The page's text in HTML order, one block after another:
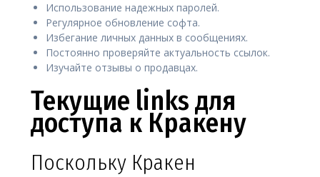
Использование надежных паролей.
Регулярное обновление софта.
Избегание личных данных в сообщениях.
Постоянно проверяйте актуальность ссылок.
Изучайте отзывы о продавцах.
Текущие links для
доступа к Кракену
Поскольку Кракен